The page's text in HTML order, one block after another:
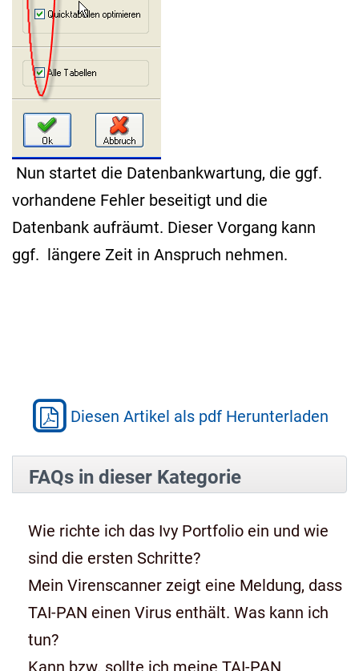
Nun startet die Datenbankwartung, die ggf.
vorhandene Fehler beseitigt und die
Datenbank aufräumt. Dieser Vorgang kann
ggf. längere Zeit in Anspruch nehmen.
Diesen Artikel als pdf Herunterladen
FAQs in dieser Kategorie
Wie richte ich das Ivy Portfolio ein und wie
sind die ersten Schritte?
Mein Virenscanner zeigt eine Meldung, dass
TAI-PAN einen Virus enthält. Was kann ich
tun?
Kann bzw. sollte ich meine TAI-PAN